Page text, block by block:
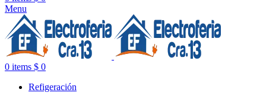
Menu
0 items $ 0
Refigeración